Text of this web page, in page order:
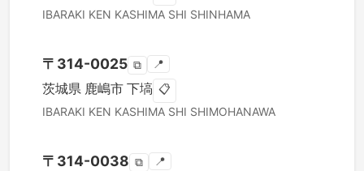
IBARAKI KEN KASHIMA SHI SHINHAMA
〒 314-0025 ⧉ 📍
茨城県 鹿嶋市 下塙 📋
IBARAKI KEN KASHIMA SHI SHIMOHANAWA
〒 314-0038 ⧉ 📍